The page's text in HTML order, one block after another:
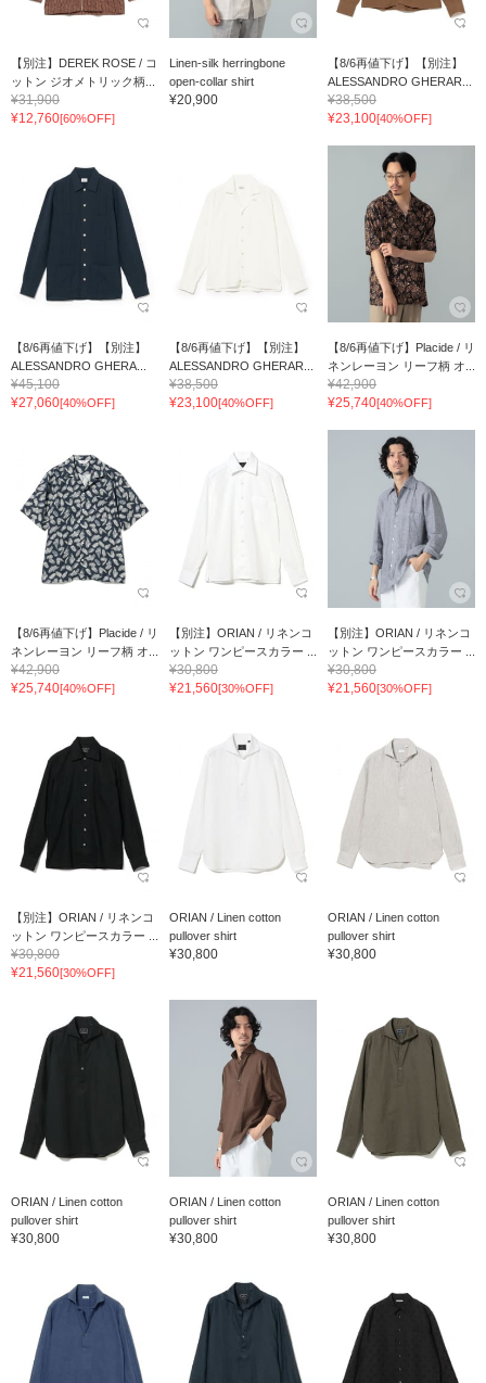
【別注】DEREK ROSE / コ
ットン ジオメトリック柄...
¥31,900
¥12,760[60%OFF]
Linen-silk herringbone
open-collar shirt
¥20,900
【8/6再値下げ】【別注】
ALESSANDRO GHERAR...
¥38,500
¥23,100[40%OFF]
【8/6再値下げ】【別注】
ALESSANDRO GHERA...
¥45,100
¥27,060[40%OFF]
【8/6再値下げ】【別注】
ALESSANDRO GHERAR...
¥38,500
¥23,100[40%OFF]
【8/6再値下げ】Placide / リ
ネンレーヨン リーフ柄 オ...
¥42,900
¥25,740[40%OFF]
【8/6再値下げ】Placide / リ
ネンレーヨン リーフ柄 オ...
¥42,900
¥25,740[40%OFF]
【別注】ORIAN / リネンコ
ットン ワンピースカラー ...
¥30,800
¥21,560[30%OFF]
【別注】ORIAN / リネンコ
ットン ワンピースカラー ...
¥30,800
¥21,560[30%OFF]
【別注】ORIAN / リネンコ
ットン ワンピースカラー ...
¥30,800
¥21,560[30%OFF]
ORIAN / Linen cotton
pullover shirt
¥30,800
ORIAN / Linen cotton
pullover shirt
¥30,800
ORIAN / Linen cotton
pullover shirt
¥30,800
ORIAN / Linen cotton
pullover shirt
¥30,800
ORIAN / Linen cotton
pullover shirt
¥30,800